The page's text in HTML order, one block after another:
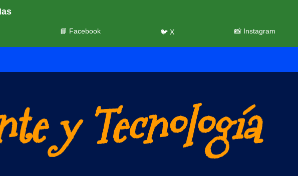
y Tecnología
📘 Facebook 🐦 X 📸 Instagram